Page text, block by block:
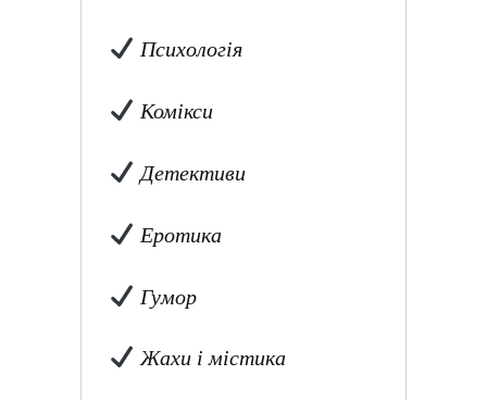
Психологія
Комікси
Детективи
Еротика
Гумор
Жахи і містика